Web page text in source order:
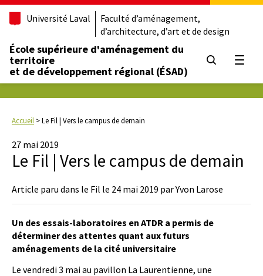
Université Laval
Faculté d’aménagement,
d’architecture, d’art et de design
École supérieure d'aménagement du
territoire
et de développement régional (ÉSAD)
Accueil >Le Fil | Vers le campus de demain
27 mai 2019
Le Fil | Vers le campus de demain
Article paru dans le Fil le 24 mai 2019 par Yvon Larose
Un des essais-laboratoires en ATDR a permis de
déterminer des attentes quant aux futurs
aménagements de la cité universitaire
Le vendredi 3 mai au pavillon La Laurentienne, une